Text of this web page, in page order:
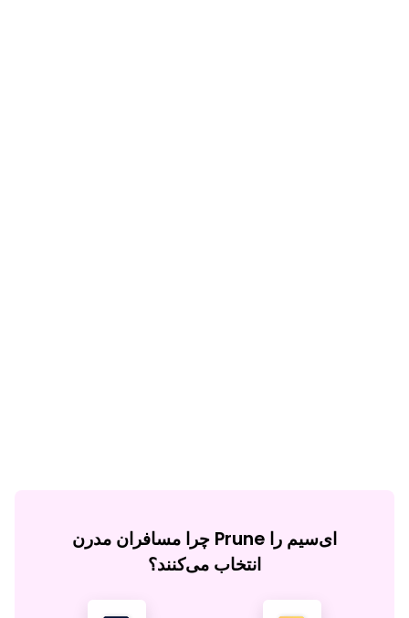
چرا مسافران مدرن Prune ای‌سیم را
انتخاب می‌کنند؟